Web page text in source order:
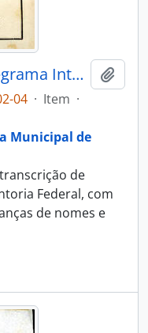
Folheto informativo - telegrama Interventoria Federal
04 · Item ·
Municipal de
de
Federal, com
de nomes e